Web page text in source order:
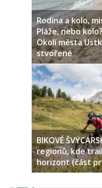
Rodina a kolo,
Pláže, nebo
Okolí města
stvořené
BIKOVÉ
regionů, kde
horizont (část